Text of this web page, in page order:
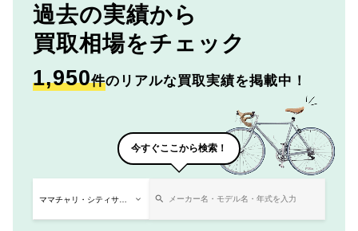
過去の実績から
買取相場をチェック
1,950件のリアルな買取実績を掲載中！
今すぐここから検索！